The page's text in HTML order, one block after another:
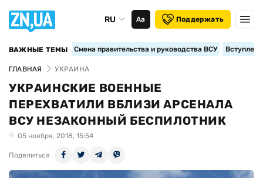
RU Аа Поддержать
ВАЖНЫЕ ТЕМЫ Смена правительства и руководства ВСУ
ГЛАВНАЯ УКРАИНА
УКРАИНСКИЕ ВОЕННЫЕ
ПЕРЕХВАТИЛИ ВБЛИЗИ АРСЕНАЛА
ВСУ НЕЗАКОННЫЙ БЕСПИЛОТНИК
05 ноября, 2018, 15:54
Поделиться